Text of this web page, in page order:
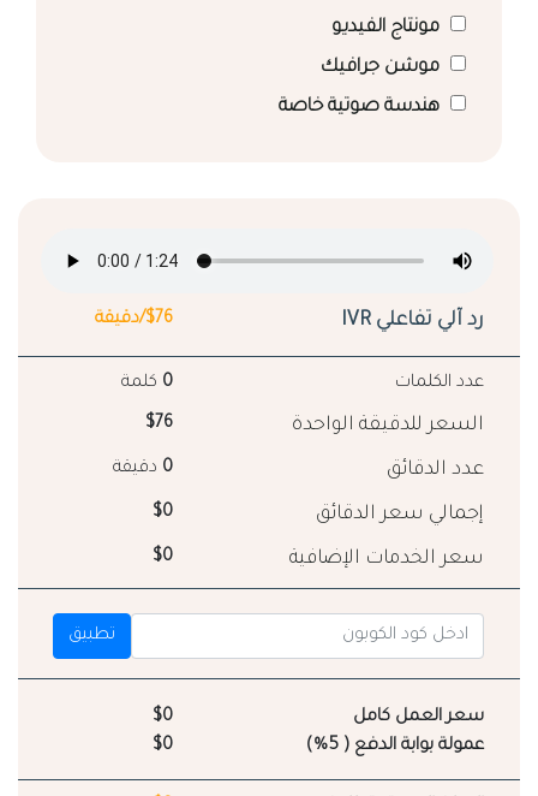
مونتاج الفيديو
موشن جرافيك
هندسة صوتية خاصة
رد آلي تفاعلي IVR $76/دقيقة
عدد الكلمات 0 كلمة
السعر للدقيقة الواحدة $76
عدد الدقائق 0 دقيقة
إجمالي سعر الدقائق $0
سعر الخدمات الإضافية $0
تطبيق
سعر العمل كامل
$0
عمولة بوابة الدفع ( 5%)
$0